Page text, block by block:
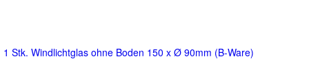
1 Stk. Windlichtglas ohne Boden 150 x Ø 90mm (B-Ware)